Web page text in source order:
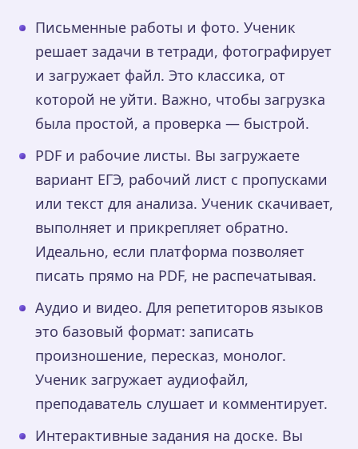
Письменные работы и фото. Ученик
решает задачи в тетради, фотографирует
и загружает файл. Это классика, от
которой не уйти. Важно, чтобы загрузка
была простой, а проверка — быстрой.
PDF и рабочие листы. Вы загружаете
вариант ЕГЭ, рабочий лист с пропусками
или текст для анализа. Ученик скачивает,
выполняет и прикрепляет обратно.
Идеально, если платформа позволяет
писать прямо на PDF, не распечатывая.
Аудио и видео. Для репетиторов языков
это базовый формат: записать
произношение, пересказ, монолог.
Ученик загружает аудиофайл,
преподаватель слушает и комментирует.
Интерактивные задания на доске. Вы